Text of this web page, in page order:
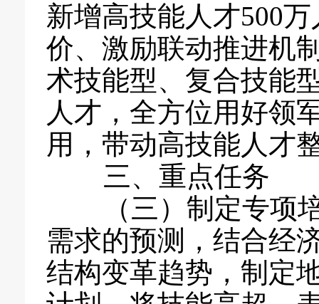
新增高技能人才500
价、激励联动推进机
术技能型、复合技能
人才，全方位用好领
用，带动高技能人才
三、重点任务
（三）制定专项培
需求的预测，结合经
结构变革趋势，制定